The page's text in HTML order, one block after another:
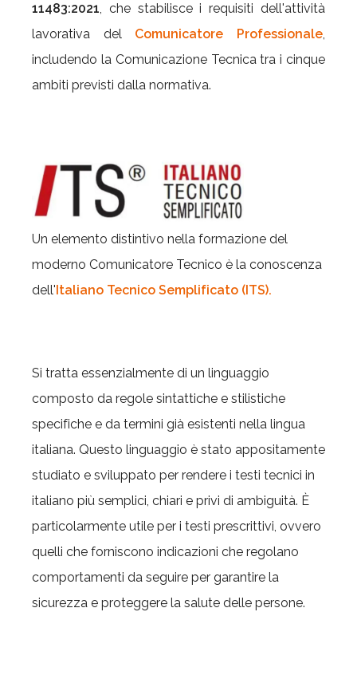
11483:2021, che stabilisce i requisiti dell'attività
lavorativa del Comunicatore Professionale,
includendo la Comunicazione Tecnica tra i cinque
ambiti previsti dalla normativa.
Un elemento distintivo nella formazione del
moderno Comunicatore Tecnico è la conoscenza
dell'Italiano Tecnico Semplificato (ITS).
Si tratta essenzialmente di un linguaggio
composto da regole sintattiche e stilistiche
specifiche e da termini già esistenti nella lingua
italiana. Questo linguaggio è stato appositamente
studiato e sviluppato per rendere i testi tecnici in
italiano più semplici, chiari e privi di ambiguità. È
particolarmente utile per i testi prescrittivi, ovvero
quelli che forniscono indicazioni che regolano
comportamenti da seguire per garantire la
sicurezza e proteggere la salute delle persone.